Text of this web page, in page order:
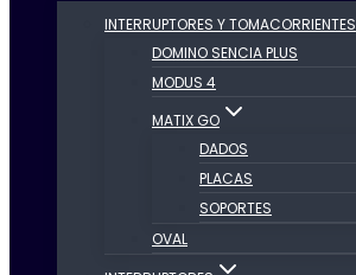
INTERRUPTORES Y TOMACORRIENTES
DOMINO SENCIA PLUS
MODUS 4
MATIX GO
DADOS
PLACAS
SOPORTES
OVAL